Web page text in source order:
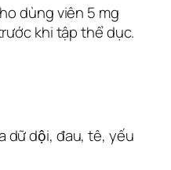
dùng viên 5 mg
khi tập thể dục.
dữ dội, đau, tê, yếu